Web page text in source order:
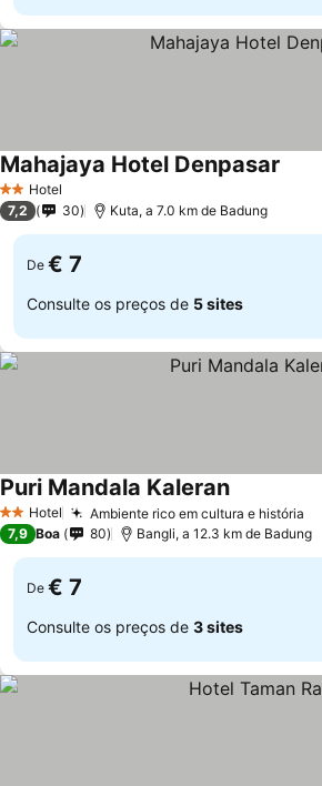
2 Estrelas
Hotel
Mahajaya Hotel Denpasar
7,2 30 Kuta, a 7.0 km de Badung
De € 7
Consulte os preços de 5 sites
2 Estrelas
Hotel Ambiente rico em cultura e história
Puri Mandala KaleranVer preços
7,9 Boa 80 Bangli, a 12.3 km de Badung
De € 7
Consulte os preços de 3 sites